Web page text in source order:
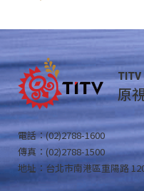
TITV
原
電話：(02)2788-1600
傳真：(02)2788-1500
地址：台北市南港區重陽路